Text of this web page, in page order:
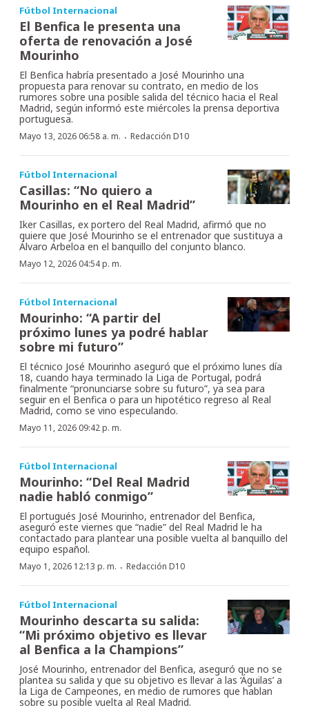
Fútbol Internacional
El Benfica le presenta una
oferta de renovación a José
Mourinho
El Benfica habría presentado a José Mourinho una
propuesta para renovar su contrato, en medio de los
rumores sobre una posible salida del técnico hacia el Real
Madrid, según informó este miércoles la prensa deportiva
portuguesa.
Mayo 13, 2026 06:58 a. m. · Redacción D10
Fútbol Internacional
Casillas: “No quiero a
Mourinho en el Real Madrid”
Iker Casillas, ex portero del Real Madrid, afirmó que no
quiere que José Mourinho se el entrenador que sustituya a
Álvaro Arbeloa en el banquillo del conjunto blanco.
Mayo 12, 2026 04:54 p. m.
Fútbol Internacional
Mourinho: “A partir del
próximo lunes ya podré hablar
sobre mi futuro”
El técnico José Mourinho aseguró que el próximo lunes día
18, cuando haya terminado la Liga de Portugal, podrá
finalmente “pronunciarse sobre su futuro”, ya sea para
seguir en el Benfica o para un hipotético regreso al Real
Madrid, como se vino especulando.
Mayo 11, 2026 09:42 p. m.
Fútbol Internacional
Mourinho: “Del Real Madrid
nadie habló conmigo”
El portugués José Mourinho, entrenador del Benfica,
aseguró este viernes que “nadie” del Real Madrid le ha
contactado para plantear una posible vuelta al banquillo del
equipo español.
Mayo 1, 2026 12:13 p. m. · Redacción D10
Fútbol Internacional
Mourinho descarta su salida:
“Mi próximo objetivo es llevar
al Benfica a la Champions”
José Mourinho, entrenador del Benfica, aseguró que no se
plantea su salida y que su objetivo es llevar a las ‘Águilas’ a
la Liga de Campeones, en medio de rumores que hablan
sobre su posible vuelta al Real Madrid.